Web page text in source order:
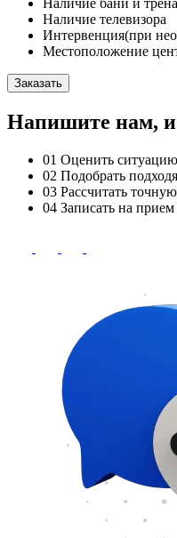
Наличие телевизора
Интервенция(при
Местоположение
Заказать
Напишите нам,
01 Оценить
02 Подобрать
03 Рассчитать
04 Записать на